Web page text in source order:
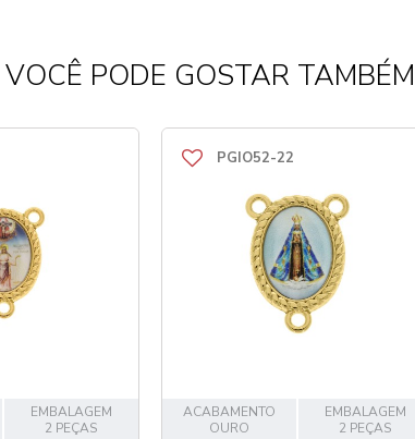
VOCÊ PODE GOSTAR TAMBÉM
EMBALAGEM
2 PEÇAS
PGIO52-22
ACABAMENTO
OURO
EMBALAGEM
2 PEÇAS